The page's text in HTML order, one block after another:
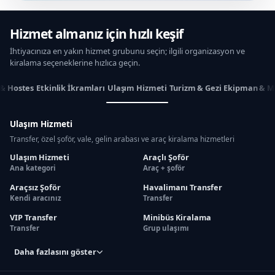
Hizmet almanız için hızlı keşif
İhtiyacınıza en yakın hizmet grubunu seçin; ilgili organizasyon ve
kiralama seçeneklerine hızlıca geçin.
Hostes Etkinlik İkramları Ulaşım Hizmeti Turizm & Gezi Ekipman &
Ulaşım Hizmeti
Transfer, özel şoför, vale, gelin arabası ve araç kiralama hizmetleri
Ulaşım Hizmeti
Ana kategori
Araçlı Şoför
Araç + şoför
Araçsız Şoför
Kendi aracınız
Havalimanı Transfer
Transfer
VIP Transfer
Transfer
Minibüs Kiralama
Grup ulaşımı
Daha fazlasını göster